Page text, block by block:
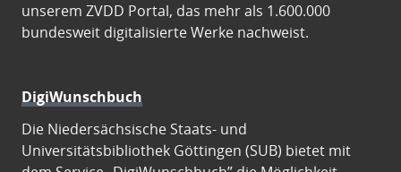
unserem ZVDD Portal, das mehr als 1.600.000
bundesweit digitalisierte Werke nachweist.
DigiWunschbuch
Die Niedersächsische Staats- und
Universitätsbibliothek Göttingen (SUB) bietet mit